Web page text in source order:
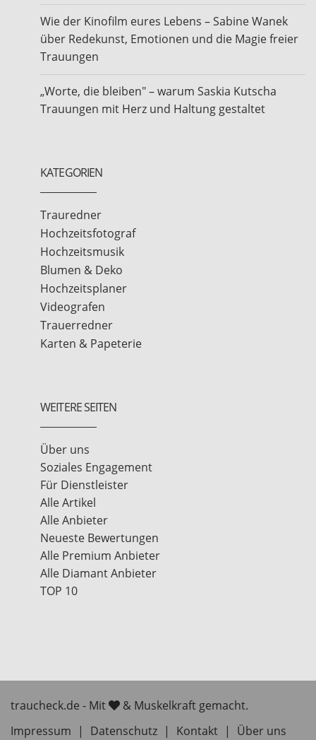
Wie der Kinofilm eures Lebens – Sabine Wanek
über Redekunst, Emotionen und die Magie freier
Trauungen
„Worte, die bleiben" – warum Saskia Kutscha
Trauungen mit Herz und Haltung gestaltet
KATEGORIEN
Trauredner
Hochzeitsfotograf
Hochzeitsmusik
Blumen & Deko
Hochzeitsplaner
Videografen
Trauerredner
Karten & Papeterie
WEITERE SEITEN
Über uns
Soziales Engagement
Für Dienstleister
Alle Artikel
Alle Anbieter
Neueste Bewertungen
Alle Premium Anbieter
Alle Diamant Anbieter
TOP 10
traucheck.de - Mit
& Muskelkraft gemacht.
Impressum
| Datenschutz | Kontakt | Über uns